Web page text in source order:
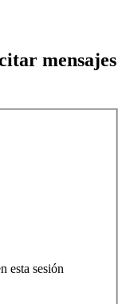
mensajes
esta sesión